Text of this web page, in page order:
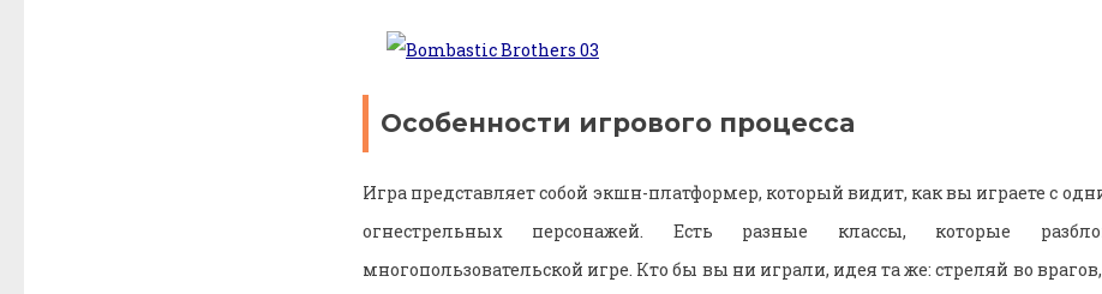
Особенности игрового процесса
Игра представляет собой экшн-платформер, который видит, как вы играете с
огнестрельных персонажей. Есть разные классы, которые
многопользовательской игре. Кто бы вы ни играли, идея та же: стреляй во